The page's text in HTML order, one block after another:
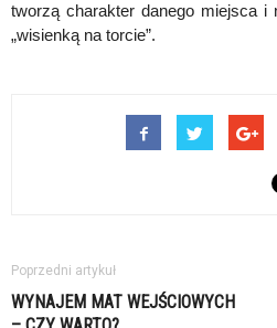
tworzą charakter danego miejsca i
„wisienką na torcie”.
Poprzedni artykuł
WYNAJEM MAT WEJŚCIOWYCH